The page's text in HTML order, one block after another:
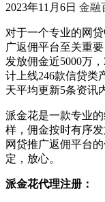
2023年11月6日 金融
对于一个专业的网
广返佣平台至关重
发放佣金近5000万
计上线246款信贷类
天平均更新5条资讯
派金花是一款专业
样，佣金按时有序
网贷推广返佣平台
定，放心。
派金花代理注册：